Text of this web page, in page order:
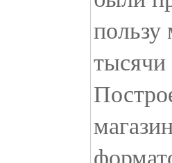
пользу
тысячи